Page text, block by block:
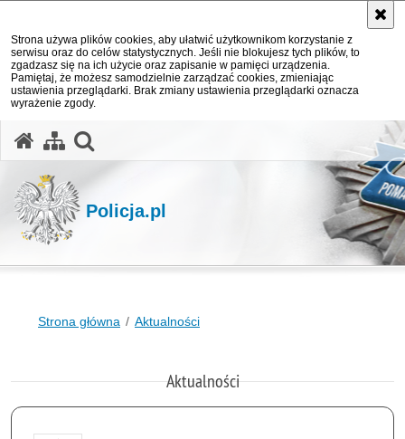
Strona używa plików cookies, aby ułatwić użytkownikom korzystanie z
serwisu oraz do celów statystycznych. Jeśli nie blokujesz tych plików, to
zgadzasz się na ich użycie oraz zapisanie w pamięci urządzenia.
Pamiętaj, że możesz samodzielnie zarządzać cookies, zmieniając
ustawienia przeglądarki. Brak zmiany ustawienia przeglądarki oznacza
wyrażenie zgody.
Policja.pl
Strona główna Aktualności
Aktualności